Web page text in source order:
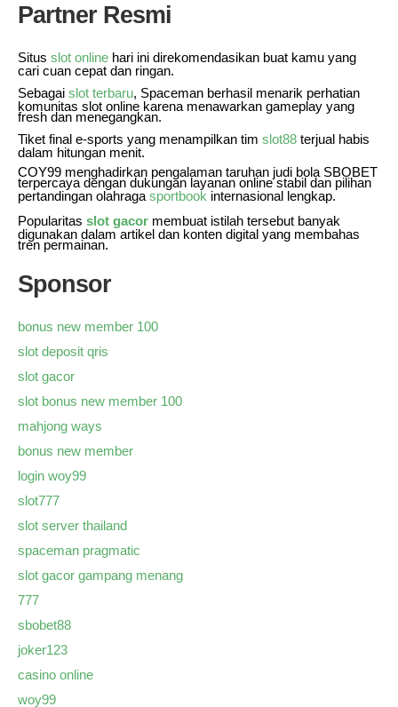
Partner Resmi
Situs slot online hari ini direkomendasikan buat kamu yang
cari cuan cepat dan ringan.
Sebagai slot terbaru, Spaceman berhasil menarik perhatian
komunitas slot online karena menawarkan gameplay yang
fresh dan menegangkan.
Tiket final e-sports yang menampilkan tim slot88 terjual habis
dalam hitungan menit.
COY99 menghadirkan pengalaman taruhan judi bola SBOBET
terpercaya dengan dukungan layanan online stabil dan pilihan
pertandingan olahraga sportbook internasional lengkap.
Popularitas slot gacor membuat istilah tersebut banyak
digunakan dalam artikel dan konten digital yang membahas
tren permainan.
Sponsor
bonus new member 100
slot deposit qris
slot gacor
slot bonus new member 100
mahjong ways
bonus new member
login woy99
slot777
slot server thailand
spaceman pragmatic
slot gacor gampang menang
777
sbobet88
joker123
casino online
woy99